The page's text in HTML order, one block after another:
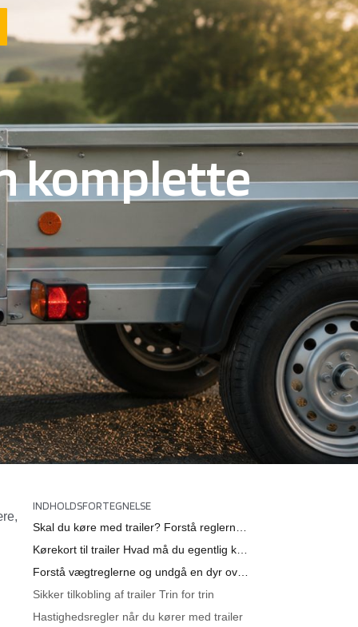
komplette
INDHOLDSFORTEGNELSE
Sikker tilkobling af trailer Trin for trin
Hastighedsregler når du kører med trailer